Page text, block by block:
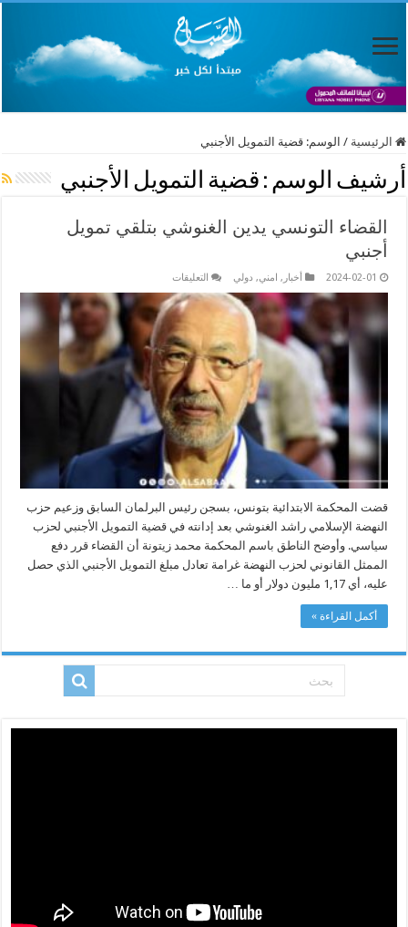
الرئيسية / الوسم:قضية التمويل الأجنبي
أرشيف الوسم : قضية التمويل الأجنبي
القضاء التونسي يدين الغنوشي بتلقي تمويل
أجنبي
2024-02-01 أخبار , امني, دولي التعليقات
التونسي
يدين
الغنوشي
بتلقي
تمويل
أجنبي
مغلقة
قضت المحكمة الابتدائية بتونس، بسجن رئيس البرلمان السابق وزعيم حزب
النهضة الإسلامي راشد الغنوشي بعد إدانته في قضية التمويل الأجنبي لحزب
سياسي. وأوضح الناطق باسم المحكمة محمد زيتونة أن القضاء قرر دفع
الممثل القانوني لحزب النهضة غرامة تعادل مبلغ التمويل الأجنبي الذي حصل
عليه، أي 1,17 مليون دولار أو ما …
أكمل القراءة »